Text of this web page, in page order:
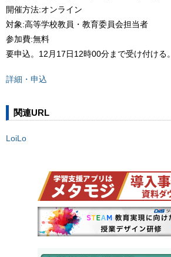
開催方法:オンライン
対象:高等学校教員・教育委員会担当者
参加費:無料
要申込。12月17日12時00分まで受け付ける。
詳細・申込
関連URL
LoiLo